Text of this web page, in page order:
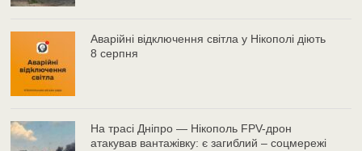
Аварійні відключення світла у Нікополі діють
8 серпня
На трасі Дніпро — Нікополь FPV-дрон
атакував вантажівку: є загиблий – соцмережі